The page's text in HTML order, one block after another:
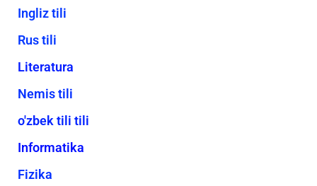
Ingliz tili
Rus tili
Literatura
Nemis tili
o'zbek tili tili
Informatika
Fizika